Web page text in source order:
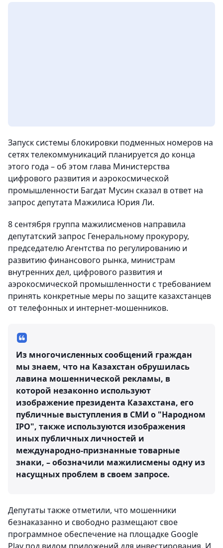
Запуск системы блокировки подменных номеров на
сетях телекоммуникаций планируется до конца
этого года – об этом глава Министерства
цифрового развития и аэрокосмической
промышленности Багдат Мусин сказал в ответ на
запрос депутата Мажилиса Юрия Ли.
8 сентября группа мажилисменов направила
депутатский запрос Генеральному прокурору,
председателю Агентства по регулированию и
развитию финансового рынка, министрам
внутренних дел, цифрового развития и
аэрокосмической промышленности с требованием
принять конкретные меры по защите казахстанцев
от телефонных и интернет-мошенников.
Из многочисленных сообщений граждан
мы знаем, что на Казахстан обрушилась
лавина мошеннической рекламы, в
которой незаконно используют
изображение президента Казахстана, его
публичные выступления в СМИ о "Народном
IPO", также используются изображения
иных публичных личностей и
международно-признанные товарные
знаки, – обозначили мажилисмены одну из
насущных проблем в своем запросе.
Депутаты также отметили, что мошенники
безнаказанно и свободно размещают свое
программное обеспечение на площадке Google
Play под видом приложений для инвестирования. И